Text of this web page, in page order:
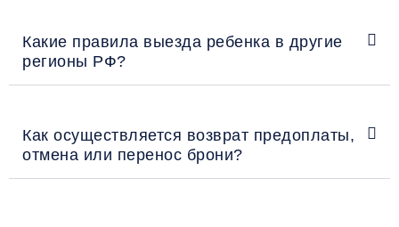
Какие правила выезда ребенка в другие
регионы РФ?
Как осуществляется возврат предоплаты,
отмена или перенос брони?